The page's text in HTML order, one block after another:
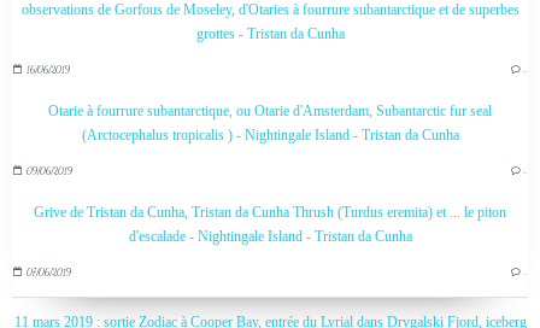
observations de Gorfous de Moseley, d'Otaries à fourrure subantarctique et de superbes
grottes - Tristan da Cunha
16/06/2019 …
Otarie à fourrure subantarctique, ou Otarie d'Amsterdam, Subantarctic fur seal
(Arctocephalus tropicalis ) - Nightingale Island - Tristan da Cunha
09/06/2019 …
Grive de Tristan da Cunha, Tristan da Cunha Thrush (Turdus eremita) et ... le piton
d'escalade - Nightingale Island - Tristan da Cunha
07/06/2019 …
11 mars 2019 : sortie Zodiac à Cooper Bay, entrée du Lyrial dans Drygalski Fjord, iceberg